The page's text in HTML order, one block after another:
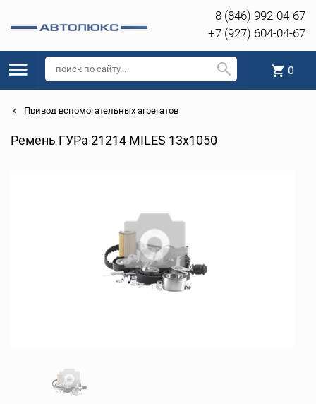
8 (846) 992-04-67
+7 (927) 604-04-67
0
Привод вспомогательных агрегатов
Ремень ГУРа 21214 MILES 13х1050